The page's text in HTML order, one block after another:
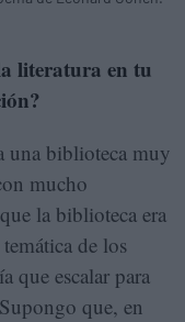
literatura en tu
una biblioteca muy
mucho
la biblioteca era
de los
que escalar para
que, en